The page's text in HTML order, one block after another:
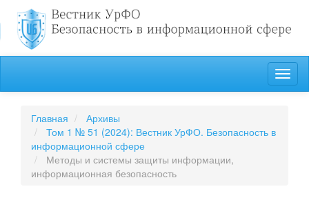
##plugins.themes.bootstrap3.accessible_menu.main_content##
Главная
Архивы
Том 1 № 51 (2024): Вестник УрФО. Безопасность в
информационной сфере
Методы и системы защиты информации,
информационная безопасность